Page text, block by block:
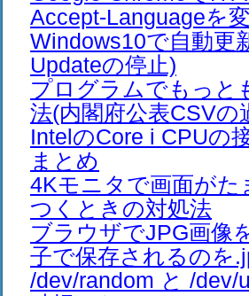
Accept-Languageを
Windows10で自動更
Updateの停止)
プログラムでもっと
法(内閣府公表CSVの
IntelのCore i CPUの
まとめ
4Kモニタで画面が
つくときの対処法
ブラウザでJPG画像
子で保存されるのを
/dev/random と /dev/